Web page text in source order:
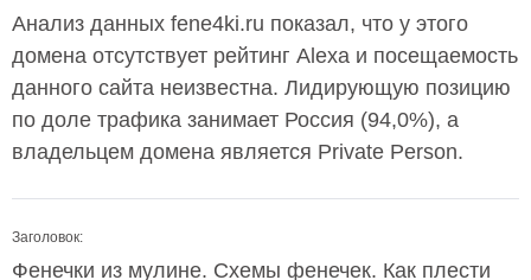
Анализ данных fene4ki.ru показал, что у этого
домена отсутствует рейтинг Alexa и посещаемость
данного сайта неизвестна. Лидирующую позицию
по доле трафика занимает Россия (94,0%), а
владельцем домена является Private Person.
Заголовок:
Фенечки из мулине. Схемы фенечек. Как плести